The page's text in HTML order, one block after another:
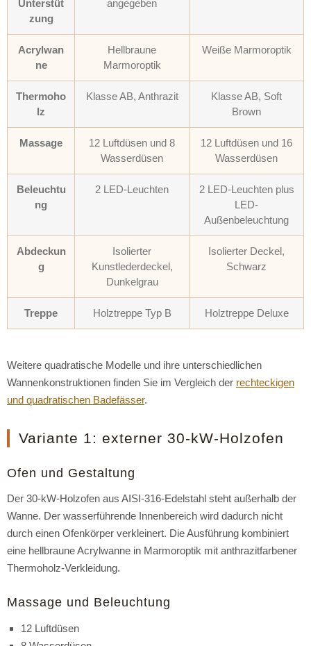
Unterstüt
zung
angegeben
Acrylwan
ne
Hellbraune
Marmoroptik
Weiße Marmoroptik
Thermoho
lz
Klasse AB, Anthrazit
Klasse AB, Soft
Brown
Massage
12 Luftdüsen und 8
Wasserdüsen
12 Luftdüsen und 16
Wasserdüsen
Beleuchtu
ng
2 LED-Leuchten
2 LED-Leuchten plus
LED-
Außenbeleuchtung
Abdeckun
g
Isolierter
Kunstlederdeckel,
Dunkelgrau
Isolierter Deckel,
Schwarz
Treppe Holztreppe Typ B Holztreppe Deluxe
Weitere quadratische Modelle und ihre unterschiedlichen
Wannenkonstruktionen finden Sie im Vergleich der rechteckigen
und quadratischen Badefässer.
Variante 1: externer 30-kW-Holzofen
Ofen und Gestaltung
Der 30-kW-Holzofen aus AISI-316-Edelstahl steht außerhalb der
Wanne. Der wasserführende Innenbereich wird dadurch nicht
durch einen Ofenkörper verkleinert. Die Ausführung kombiniert
eine hellbraune Acrylwanne in Marmoroptik mit anthrazitfarbener
Thermoholz-Verkleidung.
Massage und Beleuchtung
12 Luftdüsen